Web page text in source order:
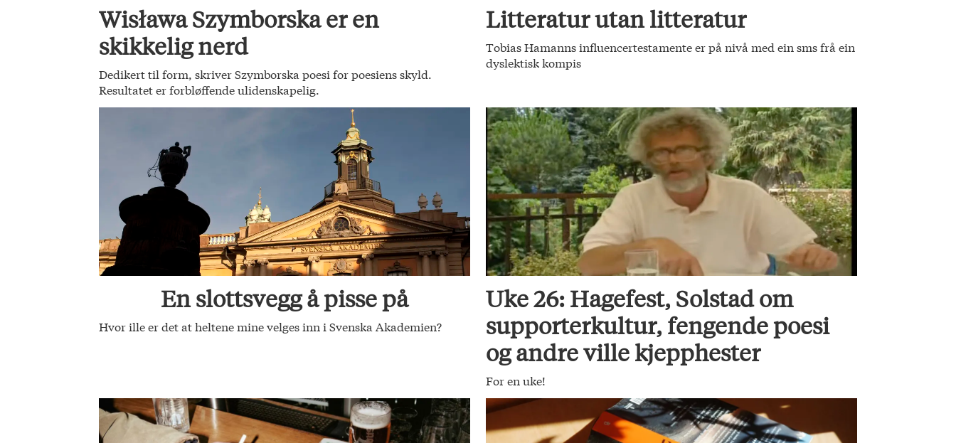
Wisława Szymborska er en
skikkelig nerd
Dedikert til form, skriver Szymborska poesi for poesiens skyld.
Resultatet er forbløffende ulidenskapelig.
Litteratur utan litteratur
Tobias Hamanns influencertestamente er på nivå med ein sms frå ein
dyslektisk kompis
En slottsvegg å pisse på
Hvor ille er det at heltene mine velges inn i Svenska Akademien?
Uke 26: Hagefest, Solstad om
supporterkultur, fengende poesi
og andre ville kjepphester
For en uke!